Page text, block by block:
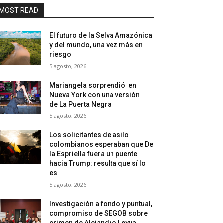
READ
El futuro de la Selva Amazónica
y del mundo, una vez más en
riesgo
5 agosto, 2026
Mariangela sorprendió en
Nueva York con una versión
de La Puerta Negra
5 agosto, 2026
Los solicitantes de asilo
colombianos esperaban que De
la Espriella fuera un puente
hacia Trump: resulta que sí lo
es
5 agosto, 2026
Investigación a fondo y puntual,
compromiso de SEGOB sobre